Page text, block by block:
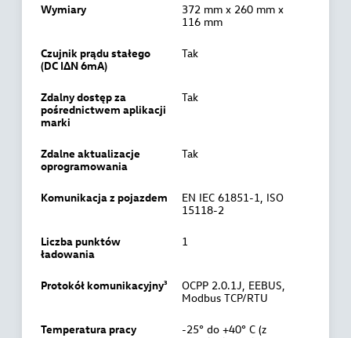
Wymiary
372 mm x 260 mm x
116 mm
Czujnik prądu stałego
(DC IΔN 6mA)
Tak
Zdalny dostęp za
pośrednictwem aplikacji
marki
Tak
Zdalne aktualizacje
oprogramowania
Tak
Komunikacja z pojazdem
EN IEC 61851-1, ISO
15118-2
Liczba punktów
ładowania
1
Protokół komunikacyjny³
OCPP 2.0.1J, EEBUS,
Modbus TCP/RTU
Temperatura pracy
-25° do +40° C (z